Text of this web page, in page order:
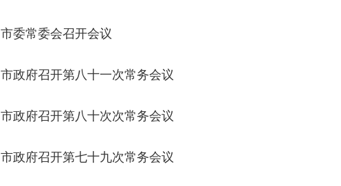
市委常委会召开会议
市政府召开第八十一次常务会议
市政府召开第八十次次常务会议
市政府召开第七十九次常务会议